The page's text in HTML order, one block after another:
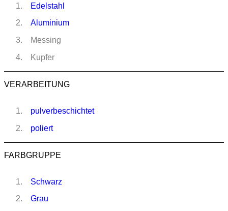
Edelstahl
Aluminium
Messing
Kupfer
VERARBEITUNG
pulverbeschichtet
poliert
FARBGRUPPE
Schwarz
Grau